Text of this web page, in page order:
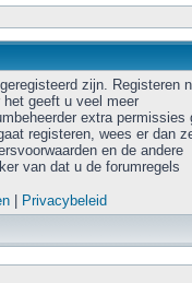
zijn. Registeren
geeft u veel meer
extra permissies
registeren, wees er dan
en de andere
van dat u de forumregels
Privacybeleid